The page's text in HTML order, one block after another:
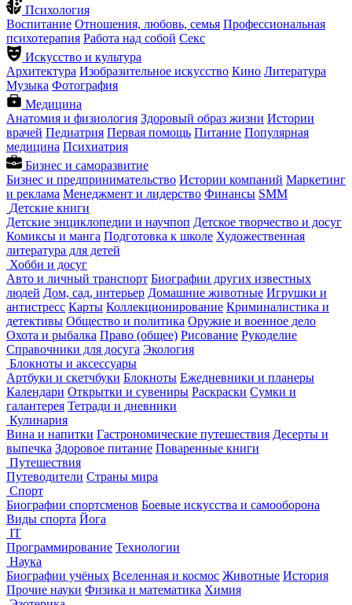
Психология
Воспитание Отношения, любовь, семья Профессиональная
психотерапия Работа над собой Секс
Искусство и культура
Архитектура Изобразительное искусство Кино Литература
Музыка Фотография
Медицина
Анатомия и физиология Здоровый образ жизни Истории
врачей Педиатрия Первая помощь Питание Популярная
медицина Психиатрия
Бизнес и саморазвитие
Бизнес и предпринимательство Истории компаний Маркетинг
и реклама Менеджмент и лидерство Финансы SMM
Детские книги
Детские энциклопедии и научпоп Детское творчество и досуг
Комиксы и манга Подготовка к школе Художественная
литература для детей
Хобби и досуг
Авто и личный транспорт Биографии других известных
людей Дом, сад, интерьер Домашние животные Игрушки и
антистресс Карты Коллекционирование Криминалистика и
детективы Общество и политика Оружие и военное дело
Охота и рыбалка Право (общее) Рисование Рукоделие
Справочники для досуга Экология
Блокноты и аксессуары
Артбуки и скетчбуки Блокноты Ежедневники и планеры
Календари Открытки и сувениры Раскраски Сумки и
галантерея Тетради и дневники
Кулинария
Вина и напитки Гастрономические путешествия Десерты и
выпечка Здоровое питание Поваренные книги
Путешествия
Путеводители Страны мира
Спорт
Биографии спортсменов Боевые искусства и самооборона
Виды спорта Йога
IT
Программирование Технологии
Наука
Биографии учёных Вселенная и космос Животные История
Прочие науки Физика и математика Химия